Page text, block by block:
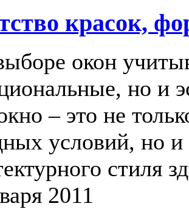
красок,
окон
но и
– это не
условий, но
стиля
2011